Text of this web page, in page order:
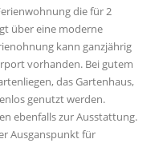
die für 2
über eine moderne
kann ganzjährig
vorhanden. Bei gutem
das Gartenhaus,
genutzt werden.
ebenfalls zur Ausstattung.
Ausganspunkt für